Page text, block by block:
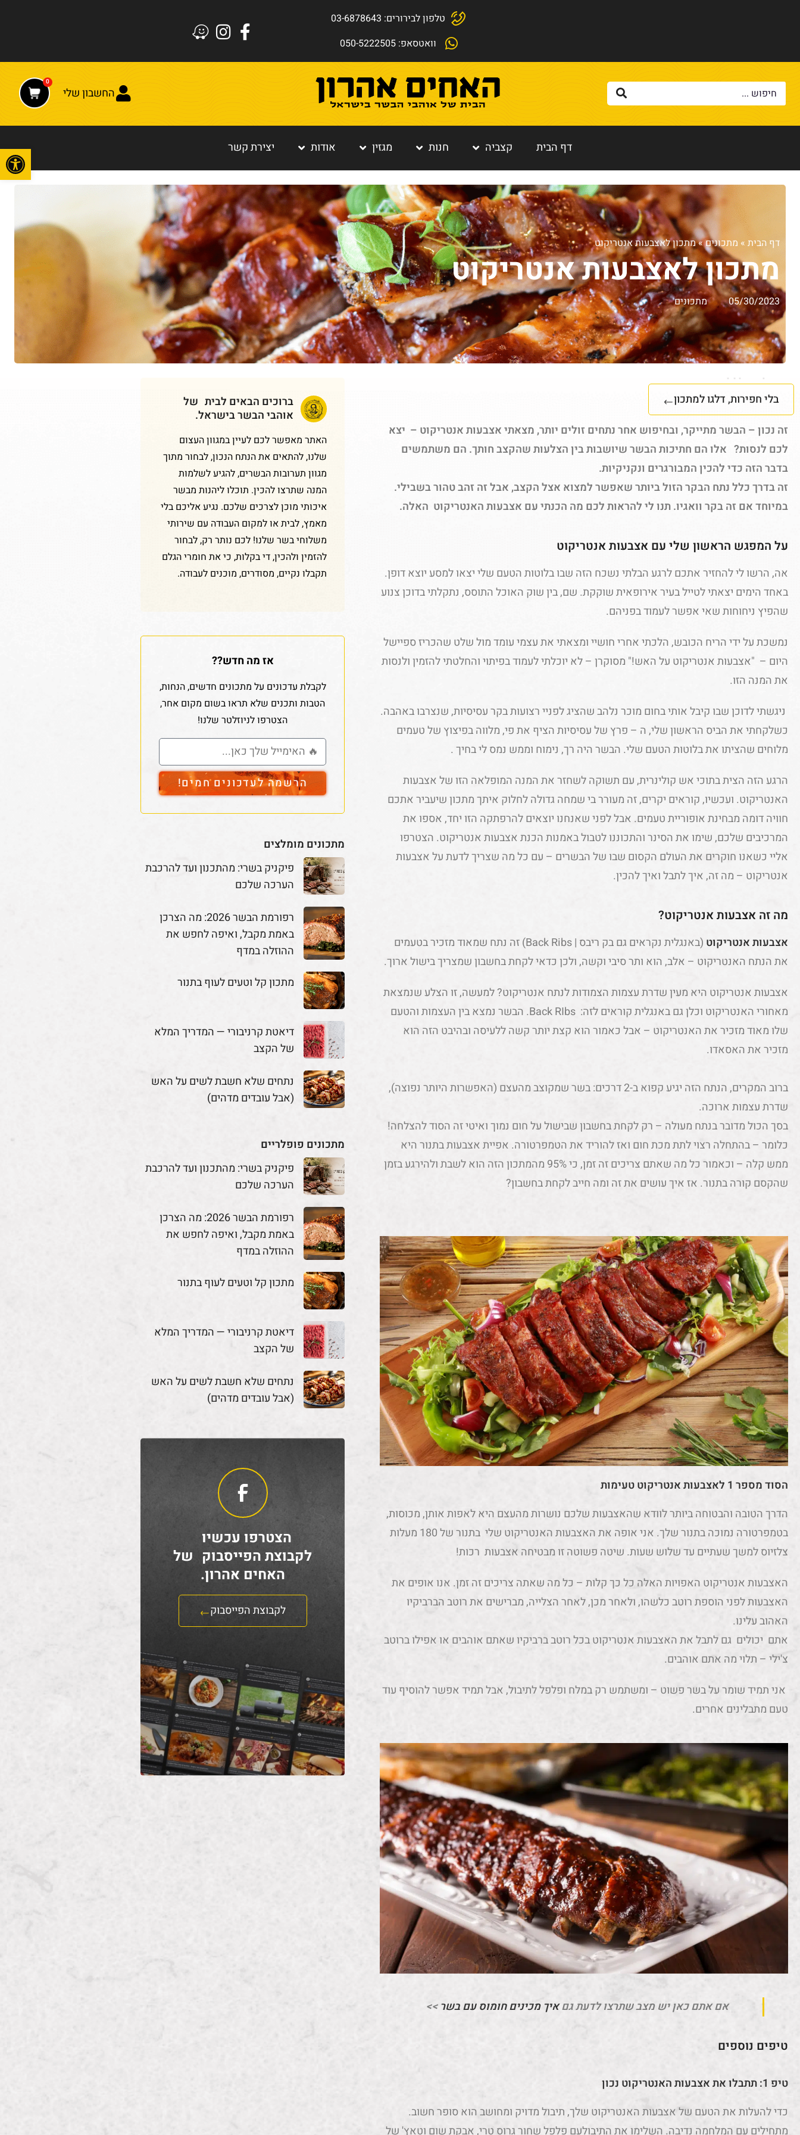
טלפון לבירורים: 03-6878643
וואטסאפ: 050-5222505
החשבון שלי
0
דף הבית קצביה חנות מגזין אודות יצירת קשר
דף הבית » מתכונים»מתכון לאצבעות אנטריקוט
מתכון לאצבעות אנטריקוט
05/30/2023 מתכונים
בלי חפירות, דלגו למתכון
זה נכון – הבשר מתייקר, ובחיפוש אחר נתחים זולים יותר, מצאתי אצבעות אנטריקוט – יצא
לכם לנסות? אלו הם חתיכות הבשר שיושבות בין הצלעות שהקצב חותך. הם משתמשים
בדבר הזה כדי להכין המבורגרים ונקניקיות.
זה בדרך כלל נתח הבקר הזול ביותר שאפשר למצוא אצל הקצב, אבל זה זהב טהור בשבילי.
במיוחד אם זה בקר וואגיו. תנו לי להראות לכם מה הכנתי עם אצבעות האנטריקוט האלה.
על המפגש הראשון שלי עם אצבעות אנטריקוט
אה, הרשו לי להחזיר אתכם לרגע הבלתי נשכח הזה שבו בלוטות הטעם שלי יצאו למסע יוצא דופן.
באחד הימים יצאתי לטייל בעיר אירופאית שוקקת. שם, בין שוק האוכל התוסס, נתקלתי בדוכן צנוע
שהפיץ ניחוחות שאי אפשר לעמוד בפניהם.
נמשכת על ידי הריח הכובש, הלכתי אחרי חושיי ומצאתי את עצמי עומד מול שלט שהכריז ספיישל
היום – "אצבעות אנטריקוט על האש!" מסוקרן – לא יוכלתי לעמוד בפיתוי והחלטתי להזמין ולנסות
את המנה הזו.
ניגשתי לדוכן שבו קיבל אותי בחום מוכר נלהב שהציג לפניי רצועות בקר עסיסיות, שנצרבו באהבה.
כשלקחתי את הביס הראשון שלי, ה – פרץ של עסיסיות הציף את פי, מלווה בפיצוץ של טעמים
מלוחים שהציתו את בלוטות הטעם שלי. הבשר היה רך, נימוח וממש נמס לי בחיך .
הרגע הזה הצית בתוכי אש קולינרית, עם תשוקה לשחזר את המנה המופלאה הזו של אצבעות
האנטריקוט. ועכשיו, קוראים יקרים, זה מעורר בי שמחה גדולה לחלוק איתך מתכון שיעביר אתכם
חוויה דומה מבחינת אופוריית טעמים. אבל לפני שאנחנו יוצאים להרפתקה הזו יחד, אספו את
המרכיבים שלכם, שימו את הסינר והתכוננו לטבול באמנות הכנת אצבעות אנטריקוט. הצטרפו
אליי כשאנו חוקרים את העולם הקסום שבו של הבשרים – עם כל מה שצריך לדעת על אצבעות
אנטריקוט – מה זה, איך לתבל ואיך להכין.
מה זה אצבעות אנטריקוט?
אצבעות אנטריקוט
(באנגלית נקראים גם בק ריבס | Back Ribs) זה נתח שמאוד מזכיר בטעמים
את הנתח האנטריקוט – אלב, הוא ותר סיבי וקשה, ולכן כדאי לקחת בחשבון שמצריך בישול ארוך.
אצבעות אנטריקוט היא מעין שדרת עצמות הצמודות לנתח אנטריקוט? למעשה, זו הצלע שנמצאת
מאחורי האנטריקוט וכלן גם באנגלית קוראים לזה: Back RIbs. הבשר נמצא בין העצמות והטעם
שלו מאוד מזכיר את האנטריקוט – אבל כאמור הוא קצת יותר קשה ללעיסה ובהיבט הזה הוא
מזכיר את האסאדו.
ברוב המקרים, הנתח הזה יגיע קפוא ב-2 דרכים: בשר שמקוצב מהעצם (האפשרות היותר נפוצה),
שדרת עצמות ארוכה.
בסך הכול מדובר בנתח מעולה – רק לקחת בחשבון שבישול על חום נמוך ואיטי זה הסוד להצלחה!
כלומר – בהתחלה רצוי לתת מכת חום ואז להוריד את הטמפרטורה. אפיית אצבעות בתנור היא
ממש קלה – וכאמור כל מה שאתם צריכים זה זמן, כי 95% מהמתכון הזה הוא לשבת ולהירגע בזמן
שהקסם קורה בתנור. אז איך עושים את זה ומה חייב לקחת בחשבון?
הסוד מספר 1 לאצבעות אנטריקוט טעימות
הדרך הטובה והבטוחה ביותר לוודא שהאצבעות שלכם נושרות מהעצם היא לאפות אותן, מכוסות,
בטמפרטורה נמוכה בתנור שלך. אני אופה את האצבעות האנטריקוט שלי בתנור של 180 מעלות
צלזיוס למשך שעתיים עד שלוש שעות. שיטה פשוטה זו מבטיחה אצבעות רכות!
האצבעות אנטריקוט האפויות האלה כל כך קלות – כל מה שאתה צריכים זה זמן. אנו אופים את
האצבעות לפני הוספת רוטב כלשהו, ולאחר מכן, לאחר הצלייה, מברישים את רוטב הברביקיו
האהוב עלינו.
אתם יכולים גם לתבל את האצבעות אנטריקוט בכל רוטב ברביקיו שאתם אוהבים או אפילו ברוטב
צ'ילי – תלוי מה אתם אוהבים.
אני תמיד שומר על בשר פשוט – ומשתמש רק במלח ופלפל לתיבול, אבל תמיד אפשר להוסיף עוד
טעם מתבלינים אחרים.
אם אתם כאן יש מצב שתרצו לדעת גםאיך מכינים חומוס עם בשר>>
טיפים נוספים
טיפ 1: תתבלו את אצבעות האנטריקוט נכון
כדי להעלות את הטעם של אצבעות האנטריקוט שלך, תיבול מדויק ומחושב הוא סופר חשוב.
מתחילים עם המלחמה נדיבה. השלימו את התיבולעם פלפל שחור גרוס טרי, אבקת שום וטאץ' של
ברוכים הבאים לבית של
אוהבי הבשר בישראל.
האתר מאפשר לכם לעיין במגוון העצום
שלנו, להתאים את הנתח הנכון, לבחור מתוך
מגוון תערובות הבשרים, להגיע לשלמות
המנה שתרצו להכין. תוכלו ליהנות מבשר
איכותי מוכן לצרכים שלכם. נגיע אליכם בלי
מאמץ, לבית או למקום העבודה עם שירותי
משלוחי בשר שלנו! לכם נותר רק, לבחור
להזמין ולהכין, די בקלות, כי את חומרי הגלם
תקבלו נקיים, מסודרים, מוכנים לעבודה.
אז מה חדש??
לקבלת עדכונים על מתכונים חדשים, הנחות,
הטבות ותכנים שלא תראו בשום מקום אחר,
הצטרפו לניוזלטר שלנו!
הרשמה לעדכונים חמים!
מתכונים מומלצים
פיקניק בשרי: מהתכנון ועד להרכבת
הערכה שלכם
רפורמת הבשר 2026: מה הצרכן
באמת מקבל, ואיפה לחפש את
ההוזלה במדף
מתכון קל וטעים לעוף בתנור
דיאטת קרניבורי — המדריך המלא
של הקצב
נתחים שלא חשבת לשים על האש
(אבל עובדים מדהים)
מתכונים פופלריים
פיקניק בשרי: מהתכנון ועד להרכבת
הערכה שלכם
רפורמת הבשר 2026: מה הצרכן
באמת מקבל, ואיפה לחפש את
ההוזלה במדף
מתכון קל וטעים לעוף בתנור
דיאטת קרניבורי — המדריך המלא
של הקצב
נתחים שלא חשבת לשים על האש
(אבל עובדים מדהים)
הצטרפו עכשיו
לקבוצת הפייסבוק של
האחים אהרון.
לקבוצת הפייסבוק